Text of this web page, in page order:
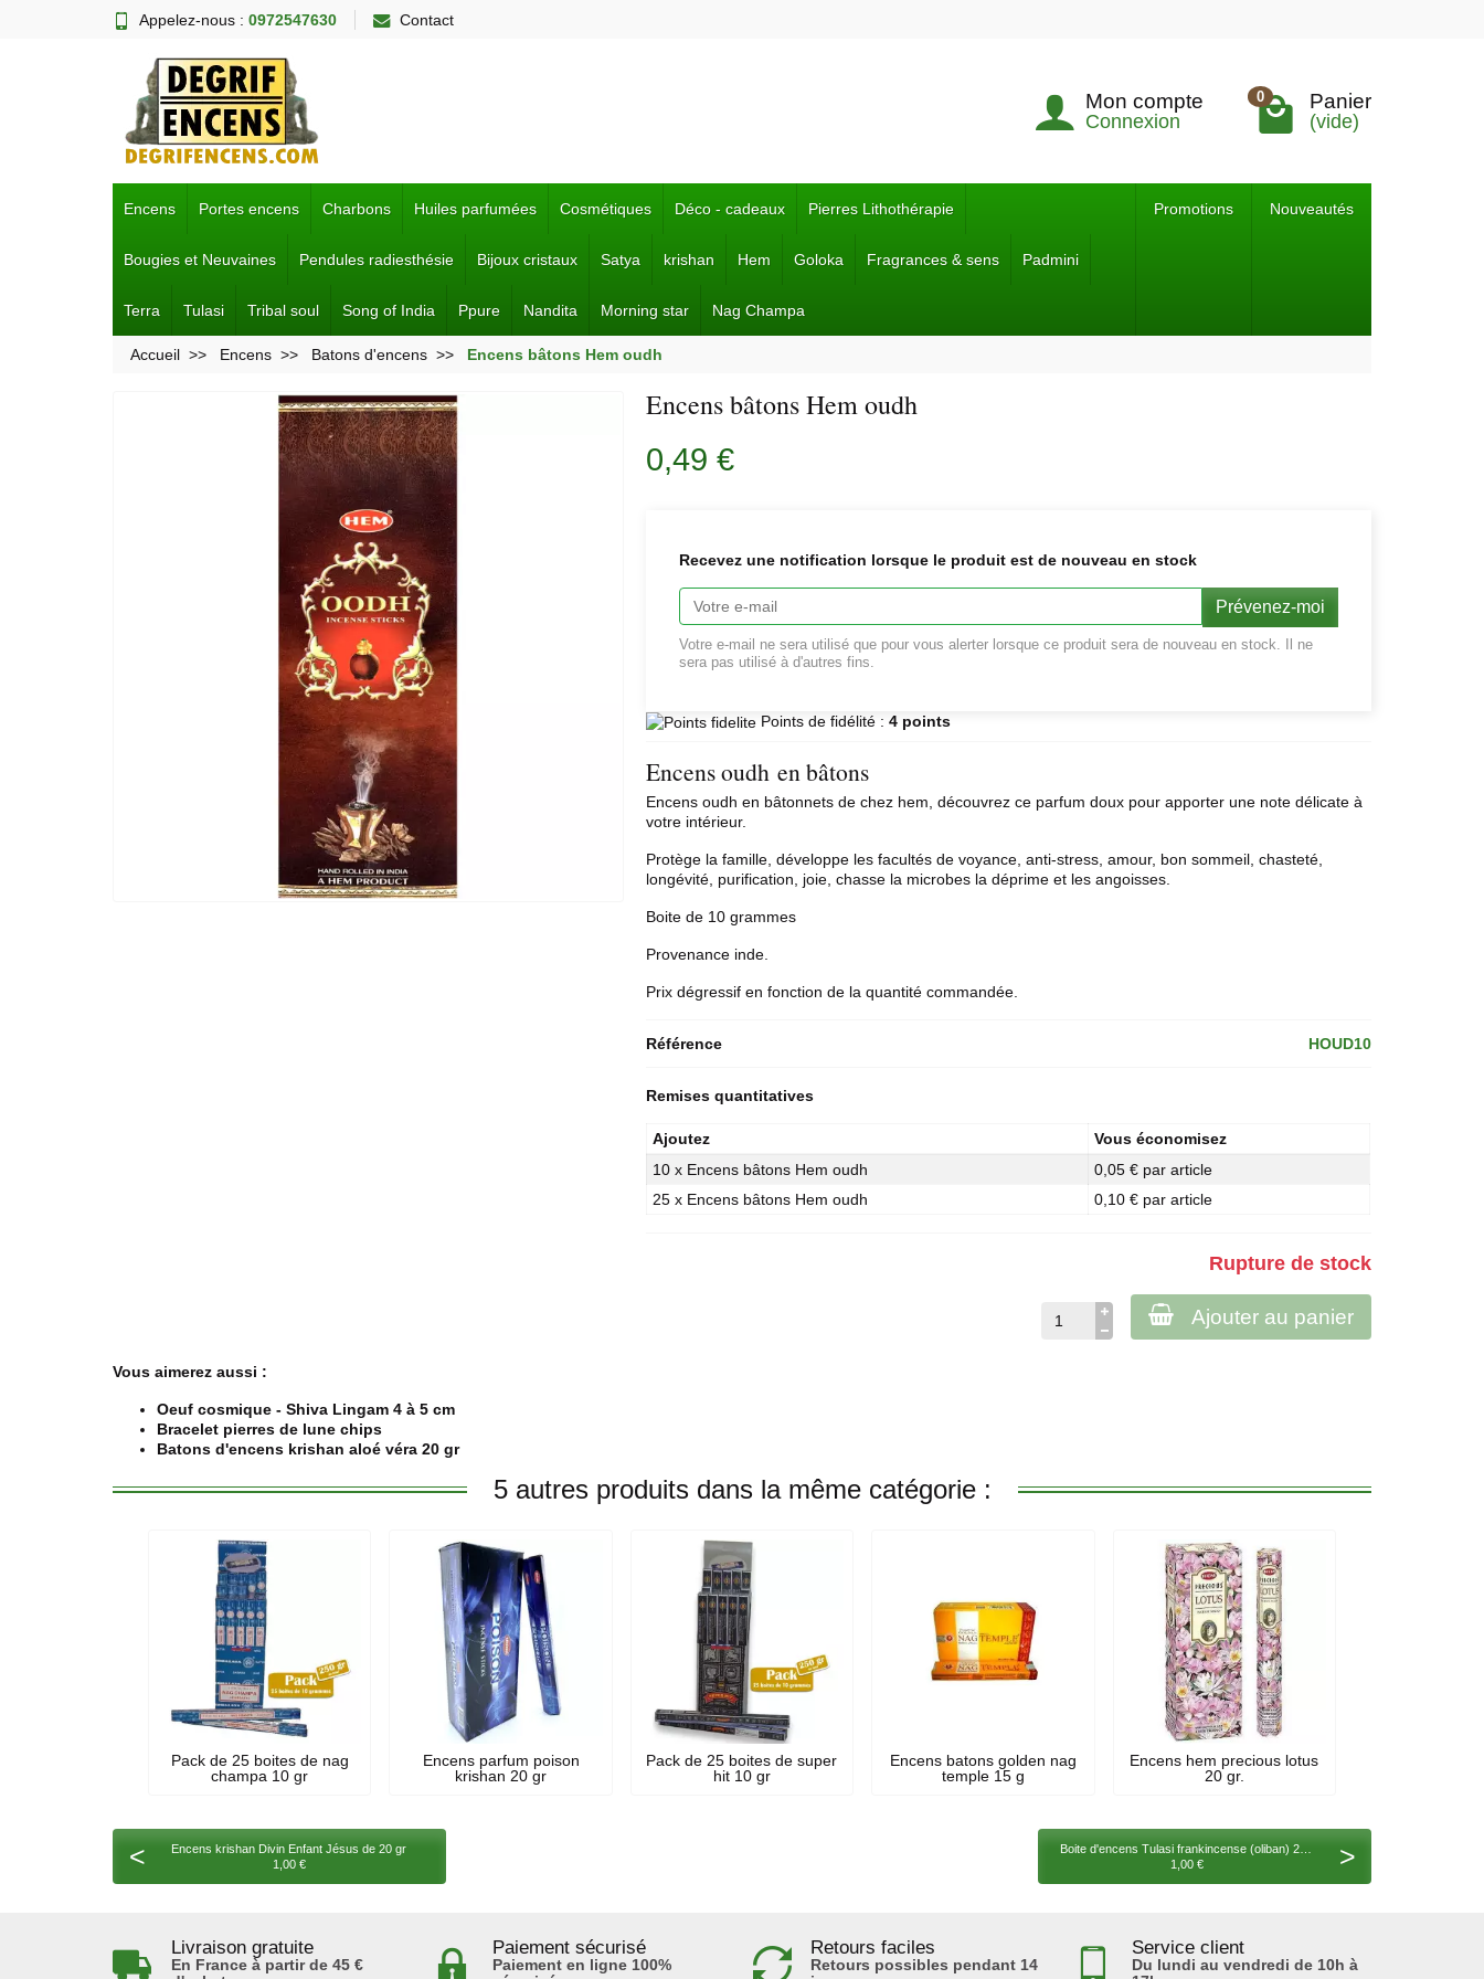
Appelez-nous : 0972547630 Contact
Mon compte
Connexion
0 Panier
(vide)
Encens Portes encens Charbons Huiles parfumées Cosmétiques Déco - cadeaux Pierres Lithothérapie
Bougies et Neuvaines Pendules radiesthésie Bijoux cristaux Satya krishan Hem Goloka Fragrances & sens Padmini
Terra Tulasi Tribal soul Song of India Ppure Nandita Morning star Nag Champa
Promotions Nouveautés
Accueil Encens Batons d'encens Encens bâtons Hem oudh
Encens bâtons Hem oudh
0,49 €
Recevez une notification lorsque le produit est de nouveau en stock
Prévenez-moi
Votre e-mail ne sera utilisé que pour vous alerter lorsque ce produit sera de nouveau en stock. Il ne
sera pas utilisé à d'autres fins.
Points de fidélité :4 points
Encens oudh en bâtons
Encens oudh en bâtonnets de chez hem, découvrez ce parfum doux pour apporter une note délicate à
votre intérieur.
Protège la famille, développe les facultés de voyance, anti-stress, amour, bon sommeil, chasteté,
longévité, purification, joie, chasse la microbes la déprime et les angoisses.
Boite de 10 grammes
Provenance inde.
Prix dégressif en fonction de la quantité commandée.
Référence HOUD10
Remises quantitatives
Ajoutez
Vous économisez
10 x Encens bâtons Hem oudh
0,05 € par article
25 x Encens bâtons Hem oudh
0,10 € par article
Rupture de stock
Ajouter au panier
Vous aimerez aussi :
Oeuf cosmique - Shiva Lingam 4 à 5 cm
Bracelet pierres de lune chips
Batons d'encens krishan aloé véra 20 gr
5 autres produits dans la même catégorie :
Pack de 25 boites de nag
champa 10 gr
Encens parfum poison
krishan 20 gr
Pack de 25 boites de super
hit 10 gr
Encens batons golden nag
temple 15 g
Encens hem precious lotus
20 gr.
<
Encens krishan Divin Enfant Jésus de 20 gr
1,00 €
Boite d'encens Tulasi frankincense (oliban) 20 gr
1,00 €
>
Livraison gratuite
En France à partir de 45 €
Paiement sécurisé
Paiement en ligne 100%
Retours faciles
Retours possibles pendant 14
Service client
Du lundi au vendredi de 10h à